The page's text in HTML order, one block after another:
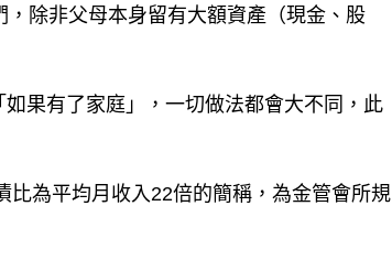
除非父母本身留有大額資產（現金、股
果有了家庭」，一切做法都會大不同，此
為平均月收入22倍的簡稱，為金管會所規